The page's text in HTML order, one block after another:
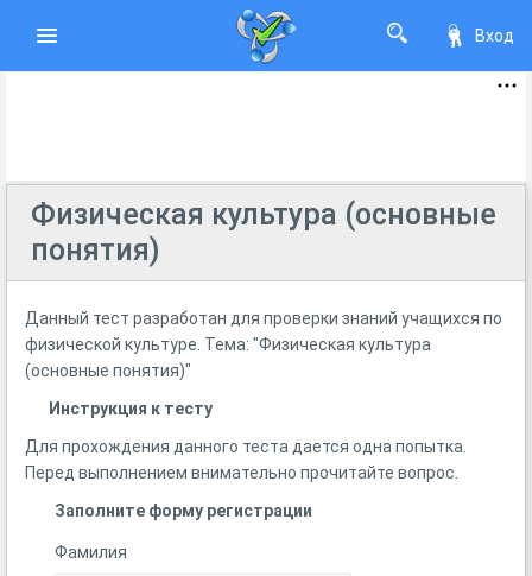
Вход
Физическая культура (основные
понятия)
Данный тест разработан для проверки знаний учащихся по
физической культуре. Тема: "Физическая культура
(основные понятия)"
Инструкция к тесту
Для прохождения данного теста дается одна попытка.
Перед выполнением внимательно прочитайте вопрос.
Заполните форму регистрации
Фамилия